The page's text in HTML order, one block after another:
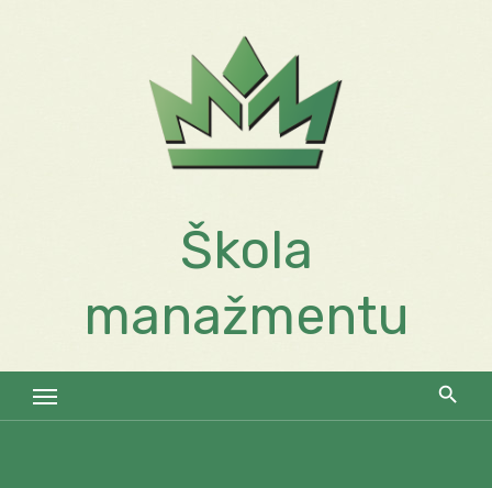
Škola
manažmentu